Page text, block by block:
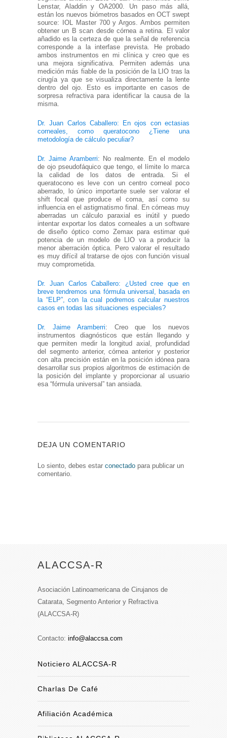
Lenstar, Aladdin y OA2000. Un paso más allá,
están los nuevos biómetros basados en OCT swept
source: IOL Master 700 y Argos. Ambos permiten
obtener un B scan desde córnea a retina. El valor
añadido es la certeza de que la señal de referencia
corresponde a la interfase prevista. He probado
ambos instrumentos en mi clínica y creo que es
una mejora significativa. Permiten además una
medición más fiable de la posición de la LIO tras la
cirugía ya que se visualiza directamente la lente
dentro del ojo. Esto es importante en casos de
sorpresa refractiva para identificar la causa de la
misma.
Dr. Juan Carlos Caballero: En ojos con ectasias
corneales, como queratocono ¿Tiene una
metodología de cálculo peculiar?
Dr. Jaime Aramberri: No realmente. En el modelo
de ojo pseudofáquico que tengo, el límite lo marca
la calidad de los datos de entrada. Si el
queratocono es leve con un centro corneal poco
aberrado, lo único importante suele ser valorar el
shift focal que produce el coma, así como su
influencia en el astigmatismo final. En córneas muy
aberradas un cálculo paraxial es inútil y puedo
intentar exportar los datos corneales a un software
de diseño óptico como Zemax para estimar qué
potencia de un modelo de LIO va a producir la
menor aberración óptica. Pero valorar el resultado
es muy difícil al tratarse de ojos con función visual
muy comprometida.
Dr. Juan Carlos Caballero: ¿Usted cree que en
breve tendremos una fórmula universal, basada en
la “ELP”, con la cual podremos calcular nuestros
casos en todas las situaciones especiales?
Dr. Jaime Aramberri: Creo que los nuevos
instrumentos diagnósticos que están llegando y
que permiten medir la longitud axial, profundidad
del segmento anterior, córnea anterior y posterior
con alta precisión están en la posición idónea para
desarrollar sus propios algoritmos de estimación de
la posición del implante y proporcionar al usuario
esa “fórmula universal” tan ansiada.
DEJA UN COMENTARIO
Lo siento, debes estar conectado para publicar un
comentario.
ALACCSA-R
Asociación Latinoamericana de Cirujanos de
Catarata, Segmento Anterior y Refractiva
(ALACCSA-R)
Contacto: info@alaccsa.com
Noticiero ALACCSA-R
Charlas De Café
Afiliación Académica